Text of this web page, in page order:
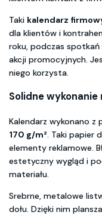
Taki kalendarz
dla klientów i
roku, podczas
akcji promocyjnych.
niego korzysta.
Solidne wykonanie
Kalendarz wykonano z
170 g/m². Taki papier
elementy reklamowe.
estetyczny wygląd i
materiału.
Srebrne, metalowe
dołu. Dzięki nim